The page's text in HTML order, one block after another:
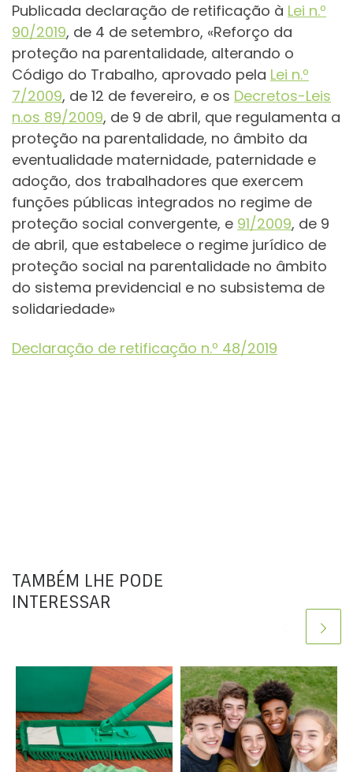
Publicada declaração de retificação à Lei n.º
90/2019, de 4 de setembro, «Reforço da
proteção na parentalidade, alterando o
Código do Trabalho, aprovado pela Lei n.º
7/2009, de 12 de fevereiro, e os Decretos-Leis
n.os 89/2009, de 9 de abril, que regulamenta a
proteção na parentalidade, no âmbito da
eventualidade maternidade, paternidade e
adoção, dos trabalhadores que exercem
funções públicas integrados no regime de
proteção social convergente, e 91/2009, de 9
de abril, que estabelece o regime jurídico de
proteção social na parentalidade no âmbito
do sistema previdencial e no subsistema de
solidariedade»
Declaração de retificação n.º 48/2019
TAMBÉM LHE PODE
INTERESSAR